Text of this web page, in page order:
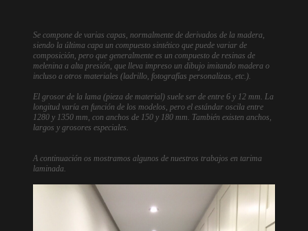
Se compone de varias capas, normalmente de derivados de la madera,
siendo la última capa un compuesto sintético que puede variar de
composición, pero que generalmente es un compuesto de resinas de
melenina a alta presión, que lleva impreso un dibujo imitando madera o
incluso a otros materiales (ladrillo, fotografías personalizas, etc.).
El grosor de la lama (pieza de material) suele ser de entre 6 y 12 mm. La
longitud varía en función de los modelos, pero el estándar oscila entre
1280 y 1350 mm, con anchos de 150 y 180 mm. También existen anchos,
largos y grosores especiales.
A continuación os mostramos algunos de nuestros trabajos en tarima
laminada.